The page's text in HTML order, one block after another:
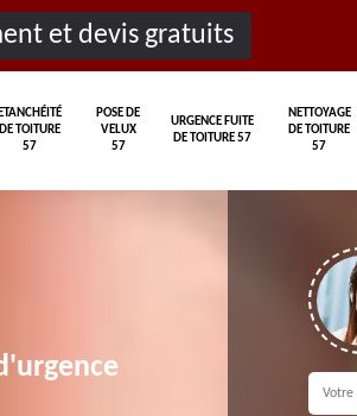
et devis gratuits
ETANCHÉITÉ
DE TOITURE
57
POSE DE
VELUX
57
URGENCE FUITE
DE TOITURE 57
NETTOYAGE
DE TOITURE
57